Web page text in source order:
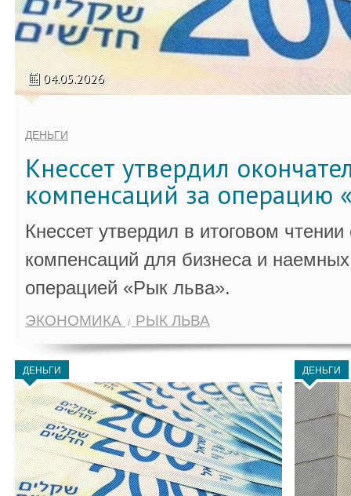
04.05.2026
ДЕНЬГИ
Кнессет утвердил
компенсаций за операцию
Кнессет утвердил в итоговом
компенсаций для бизнеса и
операцией «Рык льва».
ЭКОНОМИКА РЫК ЛЬВА
ДЕНЬГИ ДЕНЬГИ